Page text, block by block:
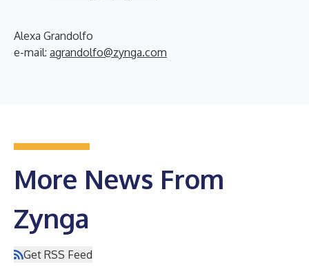
Alexa Grandolfo
e-mail: agrandolfo@zynga.com
More News From
Zynga
Get RSS Feed